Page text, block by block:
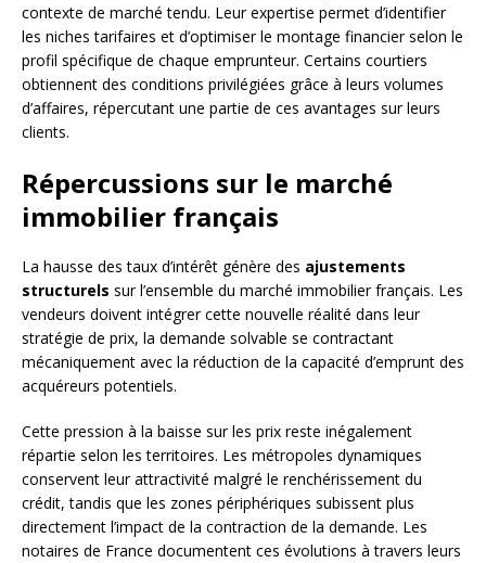
contexte de marché tendu. Leur expertise permet d’identifier
les niches tarifaires et d’optimiser le montage financier selon le
profil spécifique de chaque emprunteur. Certains courtiers
obtiennent des conditions privilégiées grâce à leurs volumes
d’affaires, répercutant une partie de ces avantages sur leurs
clients.
Répercussions sur le marché
immobilier français
La hausse des taux d’intérêt génère des ajustements
structurels sur l’ensemble du marché immobilier français. Les
vendeurs doivent intégrer cette nouvelle réalité dans leur
stratégie de prix, la demande solvable se contractant
mécaniquement avec la réduction de la capacité d’emprunt des
acquéreurs potentiels.
Cette pression à la baisse sur les prix reste inégalement
répartie selon les territoires. Les métropoles dynamiques
conservent leur attractivité malgré le renchérissement du
crédit, tandis que les zones périphériques subissent plus
directement l’impact de la contraction de la demande. Les
notaires de France documentent ces évolutions à travers leurs